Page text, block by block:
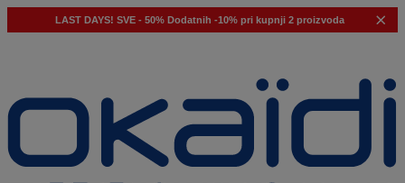
LAST DAYS! SVE - 50% Dodatnih -10% pri kupnji 2 proizvoda